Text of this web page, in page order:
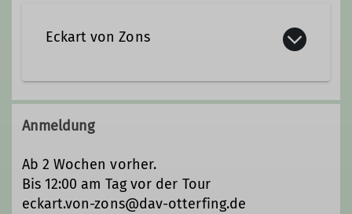
Eckart von Zons
0176/ 212 77 540
eckart.von-zons@dav-otterfing.de
Qualifikationen
Anmeldung
Ab 2 Wochen vorher.
Bis 12:00 am Tag vor der Tour
eckart.von-zons@dav-otterfing.de